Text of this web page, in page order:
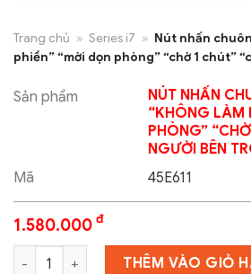
Trang chủ » Series i7 » Nút nhấn
phiền” “mời dọn phòng” “chờ 1 chút”
Sản phẩm
NÚT NHẤN
“KHÔNG LÀM
PHÒNG”
NGƯỜI BÊN
Mã
45E611
1.580.000 đ
Nút nhấn chuông hiển thị "không
THÊM VÀO GIỎ